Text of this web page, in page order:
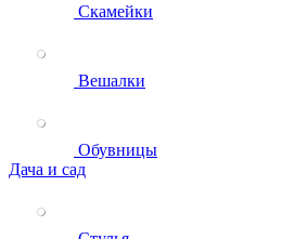
Скамейки
Вешалки
Обувницы
Дача и сад